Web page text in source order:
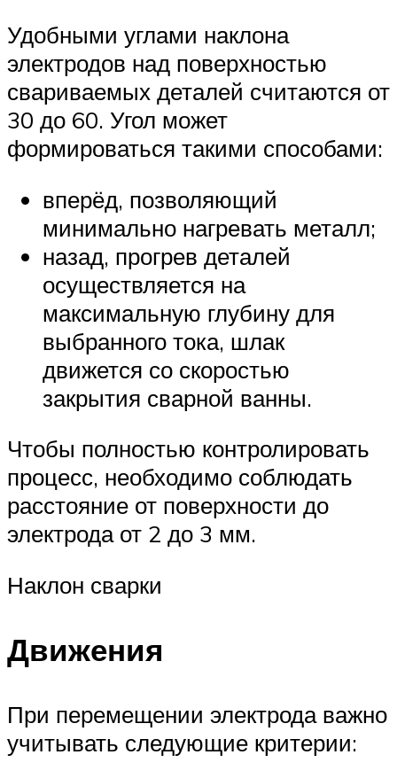
Удобными углами наклона
электродов над поверхностью
свариваемых деталей считаются от
30 до 60. Угол может
формироваться такими способами:
вперёд, позволяющий
минимально нагревать металл;
назад, прогрев деталей
осуществляется на
максимальную глубину для
выбранного тока, шлак
движется со скоростью
закрытия сварной ванны.
Чтобы полностью контролировать
процесс, необходимо соблюдать
расстояние от поверхности до
электрода от 2 до 3 мм.
Наклон сварки
Движения
При перемещении электрода важно
учитывать следующие критерии: